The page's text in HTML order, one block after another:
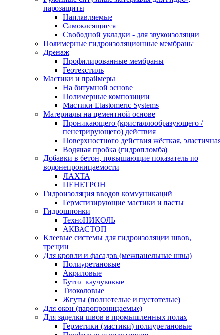
парозащиты
Наплавляемые
Самоклеящиеся
Свободной укладки - для звукоизоляции
Полимерные гидроизоляционные мембраны
Дренаж
Профилированные мембраны
Геотекстиль
Мастики и праймеры
На битумной основе
Полимерные композиции
Мастики Elastomeric Systems
Материалы на цементной основе
Проникающего (кристаллообразующего /
пенетрирующего) действия
Поверхностного действия жёсткая,
Водяная пробка (гидропломба)
Добавки в бетон, повышающие показатель по
водонепроницаемости
ЛАХТА
ПЕНЕТРОН
Гидроизоляция вводов коммуникаций
Герметизирующие мастики и пасты
Гидрошпонки
ТехноНИКОЛЬ
АКВАСТОП
Клеевые системы для гидроизоляции швов,
трещин
Для кровли и фасадов (межпанельные швы)
Полиуретановые
Акриловые
Бутил-каучуковые
Тиоколовые
Жгуты (полнотелые и пустотелые)
Для окон (паропроницаемые)
Для заделки швов в промышленных полах
Герметики (мастики) полиуретановые